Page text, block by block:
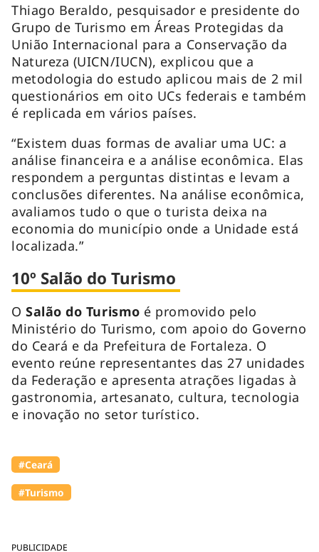
PUBLICIDADE
Thiago Beraldo, pesquisador e presidente do
Grupo de Turismo em Áreas Protegidas da
União Internacional para a Conservação da
Natureza (UICN/IUCN), explicou que a
metodologia do estudo aplicou mais de 2 mil
questionários em oito UCs federais e também
é replicada em vários países.
“Existem duas formas de avaliar uma UC: a
análise financeira e a análise econômica. Elas
respondem a perguntas distintas e levam a
conclusões diferentes. Na análise econômica,
avaliamos tudo o que o turista deixa na
economia do município onde a Unidade está
localizada.”
10º Salão do Turismo
OSalão do Turismo é promovido pelo
Ministério do Turismo, com apoio do Governo
do Ceará e da Prefeitura de Fortaleza. O
evento reúne representantes das 27 unidades
da Federação e apresenta atrações ligadas à
gastronomia, artesanato, cultura, tecnologia
e inovação no setor turístico.
#Ceará
#Turismo